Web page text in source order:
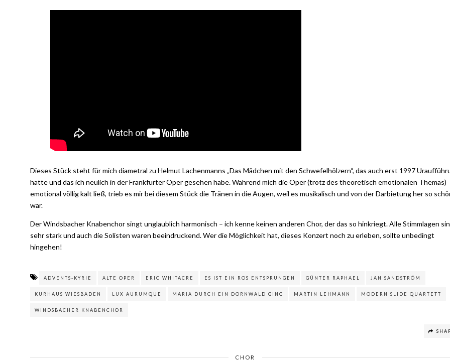
Dieses Stück steht für mich diametral zu Helmut Lachenmanns „Das Mädchen mit den Schwefelhölzern“, das auch erst 1997
hatte und das ich neulich in der Frankfurter Oper gesehen habe. Während mich die Oper (trotz des theoretisch emotionalen Themas)
emotional völlig kalt ließ, trieb es mir bei diesem Stück die Tränen in die Augen, weil es musikalisch und von der Darbietung her so
war.
Der Windsbacher Knabenchor singt unglaublich harmonisch – ich kenne keinen anderen Chor, der das so hinkriegt. Alle Stimmlagen
sehr stark und auch die Solisten waren beeindruckend. Wer die Möglichkeit hat, dieses Konzert noch zu erleben, sollte unbedingt
hingehen!
ADVENTS-KYRIE ALTE OPER ERIC WHITACRE ES IST EIN ROS ENTSPRUNGEN GÜNTER RAPHAEL JAN SANDSTRÖM
KURHAUS WIESBADEN LUX AURUMQUE MARIA DURCH EIN DORNWALD GING MARTIN LEHMANN MODERN SLIDE QUARTETT
WINDSBACHER KNABENCHOR
CHOR